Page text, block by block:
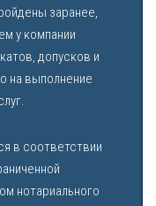
заранее,
у компании
допусков и
на выполнение
в соответствии
нотариального